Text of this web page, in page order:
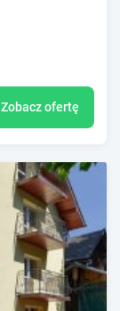
Zobacz ofertę